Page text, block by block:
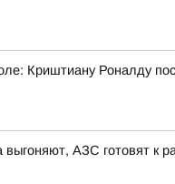
Криштиану Роналду
АЗС готовят к